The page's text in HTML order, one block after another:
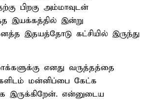
பிறகு அம்மாவுடன்
இயக்கத்தில் இன்று
இதயத்தோடு கட்சியில் இருந்து
எனது வருத்தத்தை
மன்னிப்பை கேட்க
இருக்கிறேன். என்னுடைய